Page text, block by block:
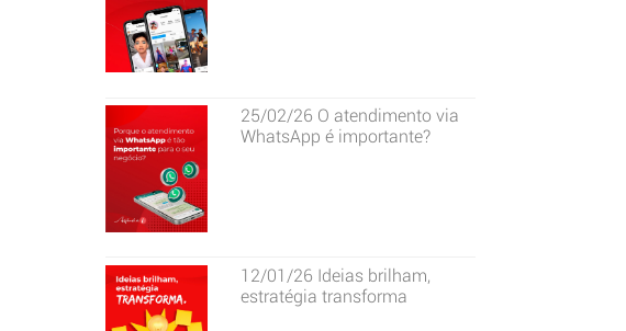
25/02/26 O atendimento via
WhatsApp é importante?
12/01/26 Ideias brilham,
estratégia transforma